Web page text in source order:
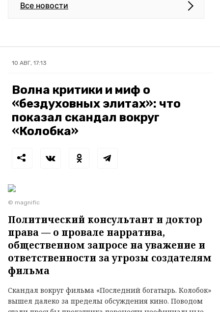
Все новости
10 АВГ, 17:13
Волна критики и миф о
«бездуховных элитах»: что
показал скандал вокруг
«Колобка»
© magnific
Политический консультант и доктор
права — о провале нарратива,
общественном запросе на уважение и
ответственности за угрозы создателям
фильма
Скандал вокруг фильма «Последний богатырь. Колобок»
вышел далеко за пределы обсуждения кино. Поводом